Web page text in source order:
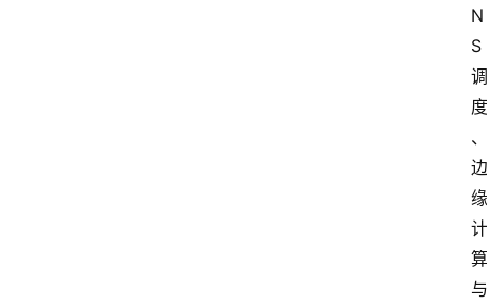
N
S
调
度
、
边
缘
计
算
与